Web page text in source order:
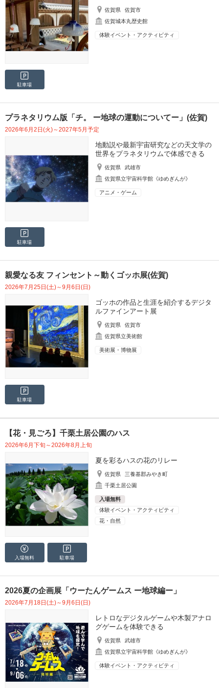
佐賀県
佐賀市
佐賀城本丸歴史館
体験イベント・アクティビティ
駐車場
プラネタリウム版「チ。 ー地球の運動についてー」(佐賀)
2026年6月2日(火)～2027年5月予定
地動説や最新宇宙研究などの天文学の
世界をプラネタリウムで体感できる
佐賀県
武雄市
佐賀県立宇宙科学館《ゆめぎんが》
アニメ・ゲーム
駐車場
親愛なる友 フィンセント～動くゴッホ展(佐賀)
2026年7月25日(土)～9月6日(日)
ゴッホの作品と生涯を紹介するデジタ
ルファインアート展
佐賀県
佐賀市
佐賀県立美術館
美術展・博物展
駐車場
【花・見ごろ】千栗土居公園のハス
2026年6月下旬～2026年8月上旬
夏を彩るハスの花のリレー
佐賀県
三養基郡みやき町
千栗土居公園
入場無料
体験イベント・アクティビティ
花・自然
入場無料 駐車場
2026夏の企画展「ウーたんゲームス ー地球編ー」
2026年7月18日(土)～9月6日(日)
レトロなデジタルゲームや木製アナロ
グゲームを体験できる
佐賀県
武雄市
佐賀県立宇宙科学館《ゆめぎんが》
体験イベント・アクティビティ